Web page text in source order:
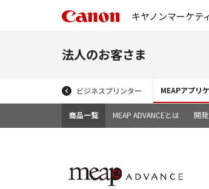
キヤノンマーケテ
法人のお客さま
ビジネスプリンター MEAPアプリ
商品一覧 MEAP ADVANCEとは 開